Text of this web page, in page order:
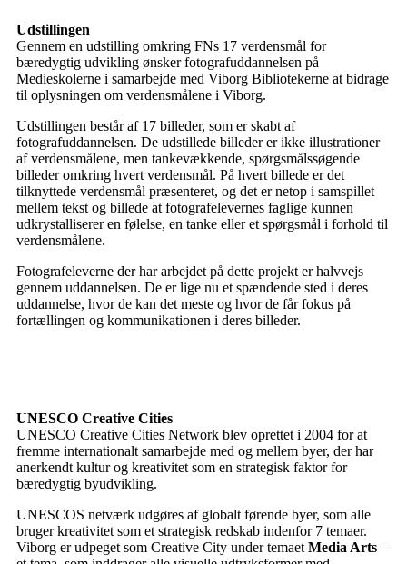
Udstillingen
Gennem en udstilling omkring FNs 17 verdensmål for
bæredygtig udvikling ønsker fotografuddannelsen på
Medieskolerne i samarbejde med Viborg Bibliotekerne at bidrage
til oplysningen om verdensmålene i Viborg.
Udstillingen består af 17 billeder, som er skabt af
fotografuddannelsen. De udstillede billeder er ikke illustrationer
af verdensmålene, men tankevækkende, spørgsmålssøgende
billeder omkring hvert verdensmål. På hvert billede er det
tilknyttede verdensmål præsenteret, og det er netop i samspillet
mellem tekst og billede at fotografelevernes faglige kunnen
udkrystalliserer en følelse, en tanke eller et spørgsmål i forhold til
verdensmålene.
Fotografeleverne der har arbejdet på dette projekt er halvvejs
gennem uddannelsen. De er lige nu et spændende sted i deres
uddannelse, hvor de kan det meste og hvor de får fokus på
fortællingen og kommunikationen i deres billeder.
UNESCO Creative Cities
UNESCO Creative Cities Network blev oprettet i 2004 for at
fremme internationalt samarbejde med og mellem byer, der har
anerkendt kultur og kreativitet som en strategisk faktor for
bæredygtig byudvikling.
UNESCOS netværk udgøres af globalt førende byer, som alle
bruger kreativitet som et strategisk redskab indenfor 7 temaer.
Viborg er udpeget som Creative City under temaet Media Arts –